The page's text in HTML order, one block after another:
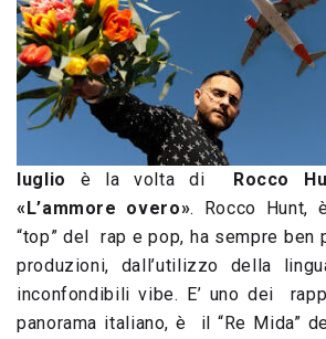
luglio è la volta di Rocco
«L’ammore overo». Rocco Hunt,
“top” del rap e pop, ha sempre ben
produzioni, dall’utilizzo della
inconfondibili vibe. E’ uno dei
panorama italiano, è il “Re Mida”